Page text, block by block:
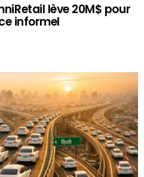
lève 20M$ pour
informel